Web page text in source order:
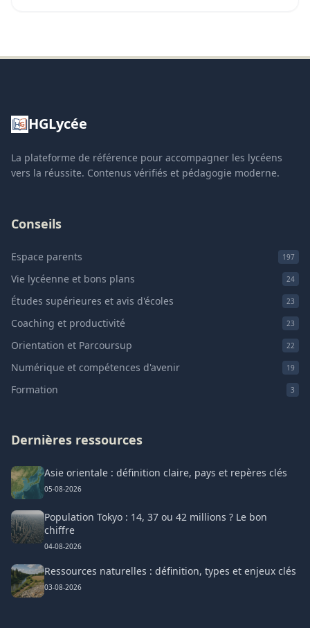
HGLycée
La plateforme de référence pour accompagner les lycéens
vers la réussite. Contenus vérifiés et pédagogie moderne.
Conseils
Espace parents 197
Vie lycéenne et bons plans 24
Études supérieures et avis d'écoles 23
Coaching et productivité 23
Orientation et Parcoursup 22
Numérique et compétences d'avenir 19
Formation 3
Dernières ressources
Asie orientale : définition claire, pays et repères clés
05-08-2026
Population Tokyo : 14, 37 ou 42 millions ? Le bon
chiffre
04-08-2026
Ressources naturelles : définition, types et enjeux clés
03-08-2026